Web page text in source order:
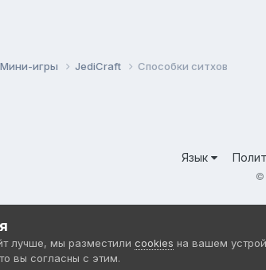
Мини-игры JediCraft Способки ситхов
Язык
©
лучше, мы разместили cookies на вашем
вы согласны с этим.